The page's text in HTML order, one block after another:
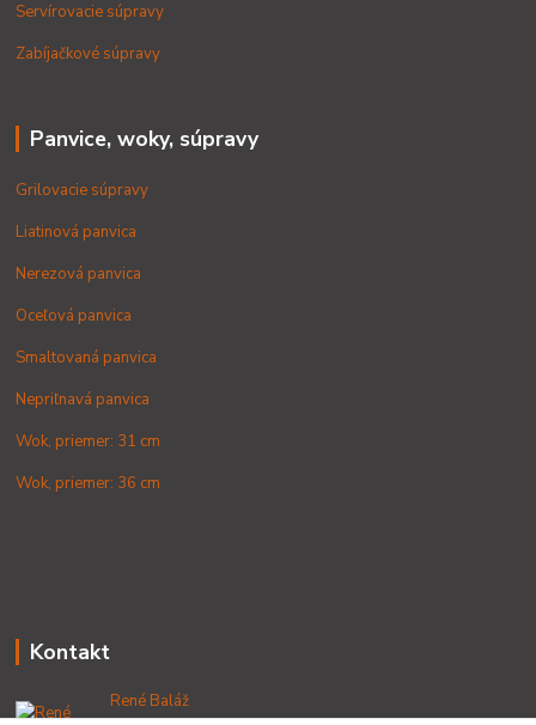
Servírovacie súpravy
Zabíjačkové súpravy
Panvice, woky, súpravy
Grilovacie súpravy
Liatinová panvica
Nerezová panvica
Oceľová panvica
Smaltovaná panvica
Nepriľnavá panvica
Wok, priemer: 31 cm
Wok, priemer: 36 cm
Kontakt
René Baláž